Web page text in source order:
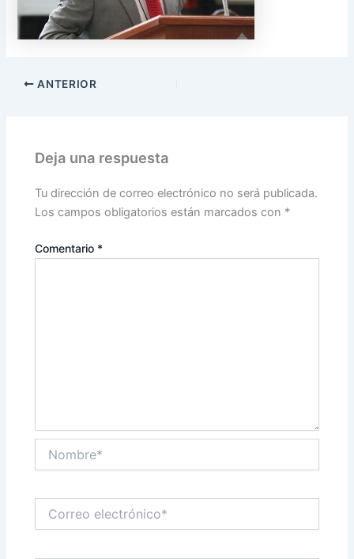
ANTERIOR
Deja una respuesta
Tu dirección de correo electrónico no será publicada.
Los campos obligatorios están marcados con *
Comentario *
electrónico*